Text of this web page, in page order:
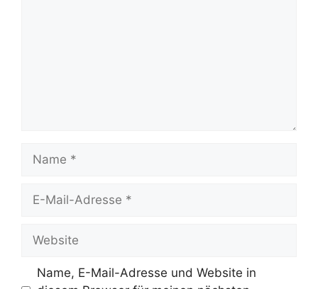
Name
Website
Name, E-Mail-Adresse und Website in